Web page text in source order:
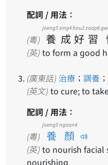
配詞 / 用法：
(粵) 養
joeng5
成
sing4
好
hou2
習
zaap6
(英) to form a good
(廣東話) 治療 ； 調養
(英文) to cure; to
配詞 / 用法：
(粵) 養顏
joeng5 ngaan4
(英) to nourish facial
nourishing